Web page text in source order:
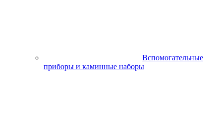
Вспомогательные
приборы и каминные наборы